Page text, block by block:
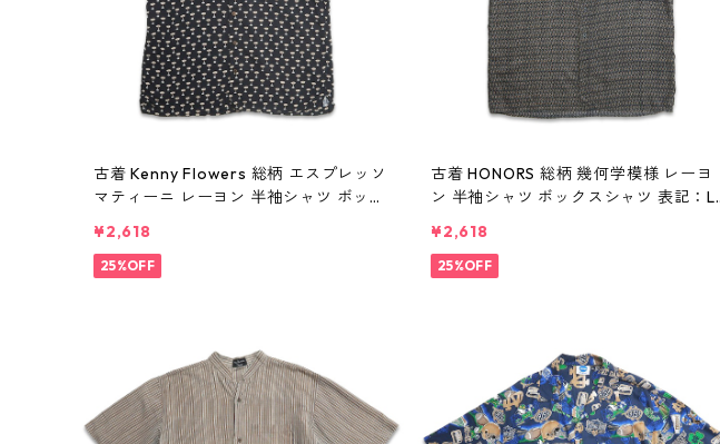
古着 Kenny Flowers 総柄 エスプレッソ
マティーニ レーヨン 半袖シャツ ボック
2
¥2,618
25%OFF
古着 HONORS 総柄 幾何学模様 レーヨ
ン 半袖シャツ ボックスシャツ 表記：L
¥2,618
25%OFF